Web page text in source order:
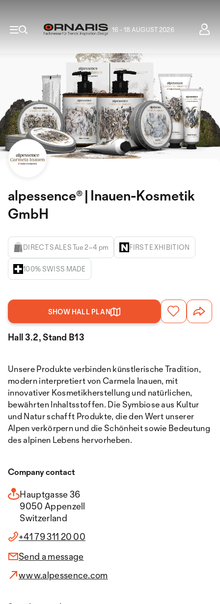
16 - 18 AUGUST 2026
alpessence® | Inauen-Kosmetik
GmbH
DIRECT SALES Tue 2–4 pm FIRST EXHIBITION
100% SWISS MADE
SHOW HALL PLAN
Hall 3.2, Stand B13
Unsere Produkte verbinden künstlerische Tradition,
modern interpretiert von Carmela Inauen, mit
innovativer Kosmetikherstellung und natürlichen,
bewährten Inhaltsstoffen. Die Symbiose aus Kultur
und Natur schafft Produkte, die den Wert unserer
Alpen verkörpern und die Schönheit sowie Bedeutung
des alpinen Lebens hervorheben.
Company contact
Hauptgasse 36
9050 Appenzell
Switzerland
+41 79 311 20 00
Send a message
www.alpessence.com